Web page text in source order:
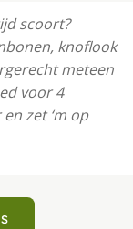
scoort?
knoflook
meteen
voor 4
zet ‘m op